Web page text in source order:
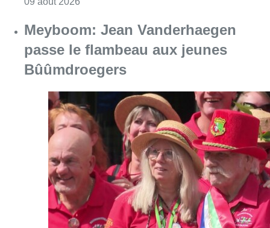
09 août 2026 Consulter l'article "Meyboom: Jean
Collision entre trois véhicules à
Uccle, deux conducteurs
transportés à l’hôpital